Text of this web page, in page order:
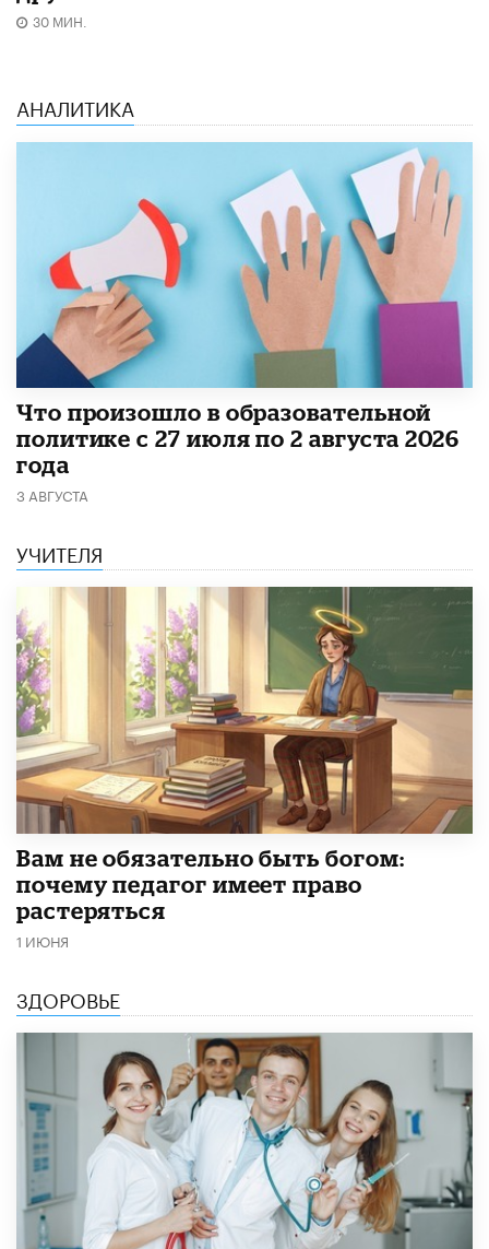
30 МИН.
АНАЛИТИКА
​Что произошло в образовательной
политике с 27 июля по 2 августа 2026
года
3 АВГУСТА
УЧИТЕЛЯ
​Вам не обязательно быть богом:
почему педагог имеет право
растеряться
1 ИЮНЯ
ЗДОРОВЬЕ